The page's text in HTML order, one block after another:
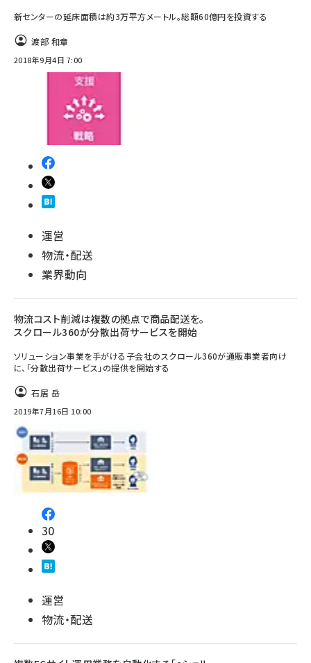
新センターの延床面積は約3万平方メートル。総額60億円を投資する
渡部 和章
2018年9月4日 7:00
運営
物流・配送
業界動向
物流コスト削減は複数の拠点で商品配送を。
スクロール360が分散出荷サービスを開始
ソリューション事業を手がける子会社のスクロール360が通販事業者向け
に、「分散出荷サービス」の提供を開始する
石居 岳
2019年7月16日 10:00
30
運営
物流・配送